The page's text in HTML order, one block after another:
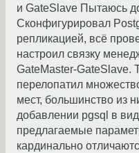
и GateSlave Пытаюсь
Сконфигурировал
репликацией, всё
настроил связку
GateMaster-GateSlave.
перелопатил
мест, большинство из
добавлении pgsql в
предлагаемые
кардинально